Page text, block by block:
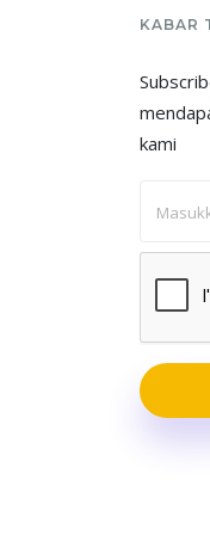
KABAR
kami